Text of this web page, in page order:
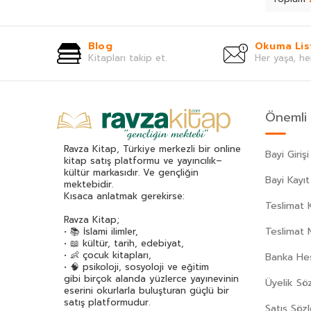
Blog
Kitapları takip et.
Okuma
Her yaşa,
Ravza Kitap, Türkiye merkezli bir online
kitap satış platformu ve yayıncılık–
kültür markasıdır. Ve gençliğin
mektebidir.
Kısaca anlatmak gerekirse:
Ravza Kitap;
• 📚 İslami ilimler,
• 📖 kültür, tarih, edebiyat,
• 👶 çocuk kitapları,
• 🧠 psikoloji, sosyoloji ve eğitim
gibi birçok alanda yüzlerce yayınevinin
eserini okurlarla buluşturan güçlü bir
satış platformudur.
Bayi Girişi
Bayi Kayıt
Teslimat
Teslimat
Banka
Üyelik